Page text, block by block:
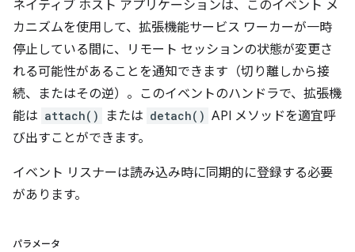
ネイティブ ホスト アプリケーションは、このイベント メ
カニズムを使用して、拡張機能サービス ワーカーが一時
停止している間に、リモート セッションの状態が変更さ
れる可能性があることを通知できます（切り離しから接
続、またはその逆）。このイベントのハンドラで、拡張機
能は attach() または detach() API メソッドを適宜呼
び出すことができます。
イベント リスナーは読み込み時に同期的に登録する必要
があります。
パラメータ